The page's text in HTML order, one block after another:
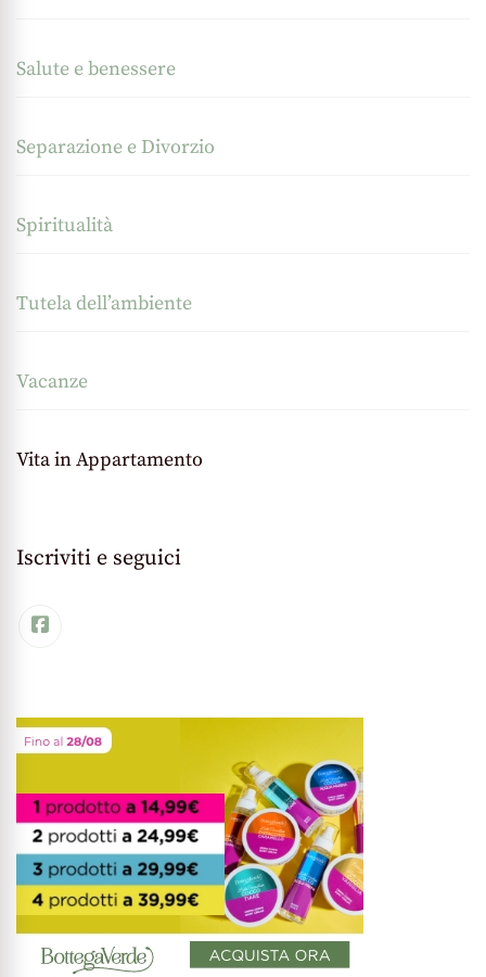
Salute e benessere
Separazione e Divorzio
Spiritualità
Tutela dell’ambiente
Vacanze
Vita in Appartamento
Iscriviti e seguici